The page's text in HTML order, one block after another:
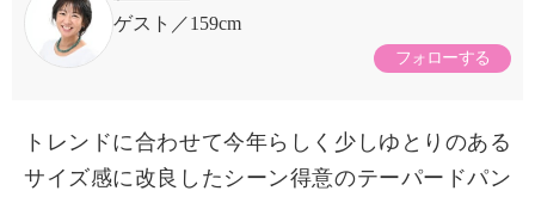
ゲスト
159cm
フォローする
トレンドに合わせて今年らしく少しゆとりのある
サイズ感に改良したシーン得意のテーパードパン